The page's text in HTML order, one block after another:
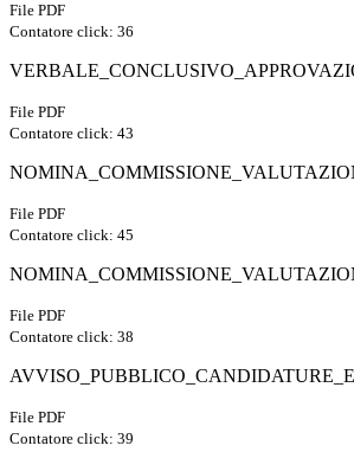
File PDF
Contatore click: 36
File PDF
Contatore click: 43
File PDF
Contatore click: 45
File PDF
Contatore click: 38
File PDF
Contatore click: 39